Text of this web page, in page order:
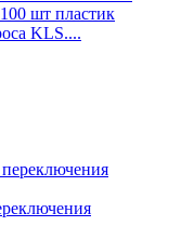
шт пластик
KLS....